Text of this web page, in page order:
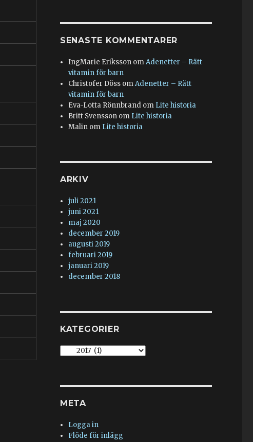
SENASTE KOMMENTARER
IngMarie Eriksson omAdenetter – Rätt
vitamin för barn
Christofer Döss omAdenetter – Rätt
vitamin för barn
Eva-Lotta Rönnbrand om Lite historia
Britt Svensson om Lite historia
Malin om Lite historia
ARKIV
juli 2021
juni 2021
maj 2020
december 2019
augusti 2019
februari 2019
januari 2019
december 2018
KATEGORIER
Kategorier
META
Logga in
Flöde för inlägg